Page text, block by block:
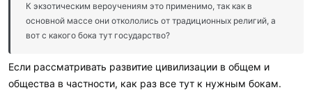
К экзотическим вероучениям это применимо, так как в
основной массе они откололись от традиционных религий, а
вот с какого бока тут государство?
Если рассматривать развитие цивилизации в общем и
общества в частности, как раз все тут к нужным бокам.